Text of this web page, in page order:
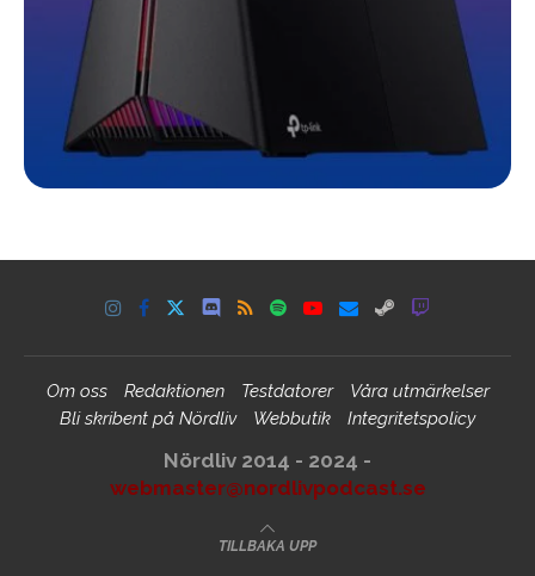
Om oss Redaktionen Testdatorer
Våra utmärkelser
Bli skribent på Nördliv
Webbutik Integritetspolicy
Nördliv 2014 - 2024 -
webmaster@nordlivpodcast.se
TILLBAKA UPP